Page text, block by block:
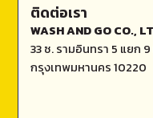
ติดต่อเรา
WASH AND GO CO.,
33 ซ. รามอินทรา 5 แยก
กรุงเทพมหานคร 10220